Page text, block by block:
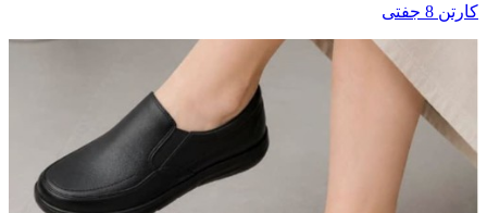
کارتن 8 جفتی